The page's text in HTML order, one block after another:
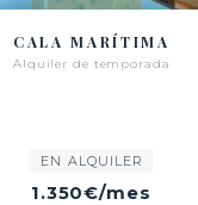
CALA MARÍTIMA
Alquiler de temporada
EN ALQUILER
1.350€/mes